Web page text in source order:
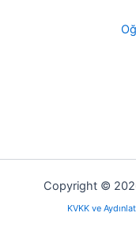
Copyright ©
KVKK ve